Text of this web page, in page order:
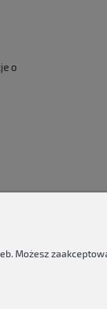
o
Możesz